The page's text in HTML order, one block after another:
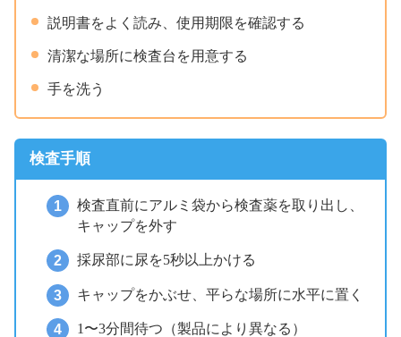
説明書をよく読み、使用期限を確認する
清潔な場所に検査台を用意する
手を洗う
検査手順
検査直前にアルミ袋から検査薬を取り出し、
キャップを外す
採尿部に尿を5秒以上かける
キャップをかぶせ、平らな場所に水平に置く
1〜3分間待つ（製品により異なる）